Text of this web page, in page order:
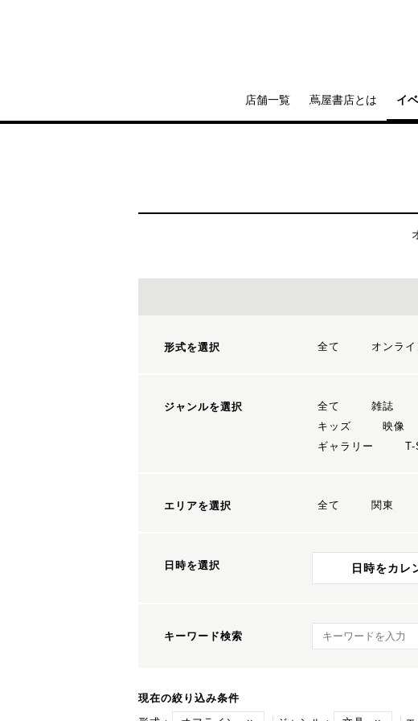
店舗一覧 蔦屋書店とは イ
形式を選択 全て オンライ
ジャンルを選択 全て 雑誌
キッズ
映像
ギャラリー
エリアを選択 全て 関東
日時を選択 日時をカレ
キーワード検索 キーワード検索
現在の絞り込み条件